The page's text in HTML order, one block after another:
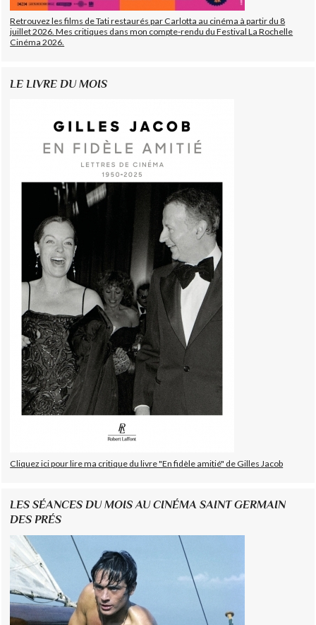
Retrouvez les films de Tati restaurés par Carlotta au cinéma à partir du 8
juillet 2026. Mes critiques dans mon compte-rendu du Festival La Rochelle
Cinéma 2026.
LE LIVRE DU MOIS
Cliquez ici pour lire ma critique du livre "En fidèle amitié" de Gilles Jacob
LES SÉANCES DU MOIS AU CINÉMA SAINT GERMAIN
DES PRÉS